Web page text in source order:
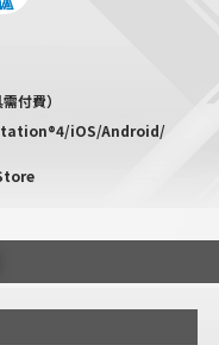
付費）
iOS/Android/